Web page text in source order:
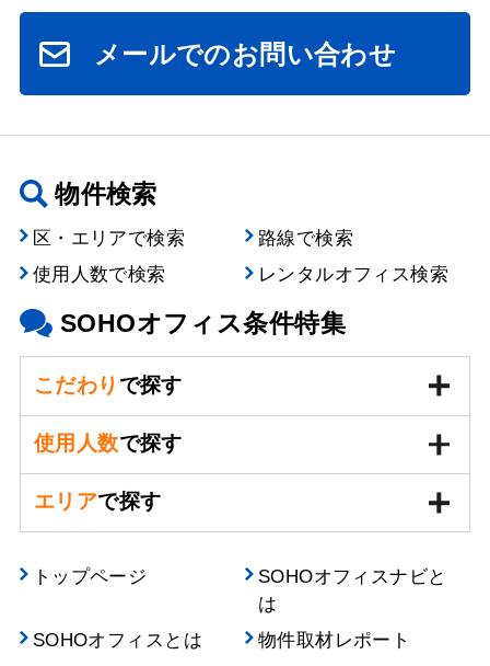
メールでのお問い合わせ
物件検索
区・エリアで検索
路線で検索
使用人数で検索
レンタルオフィス検索
SOHOオフィス条件特集
こだわり で探す
使用人数で探す
エリアで探す
トップページ
SOHOオフィスナビと
は
SOHOオフィスとは
物件取材レポート